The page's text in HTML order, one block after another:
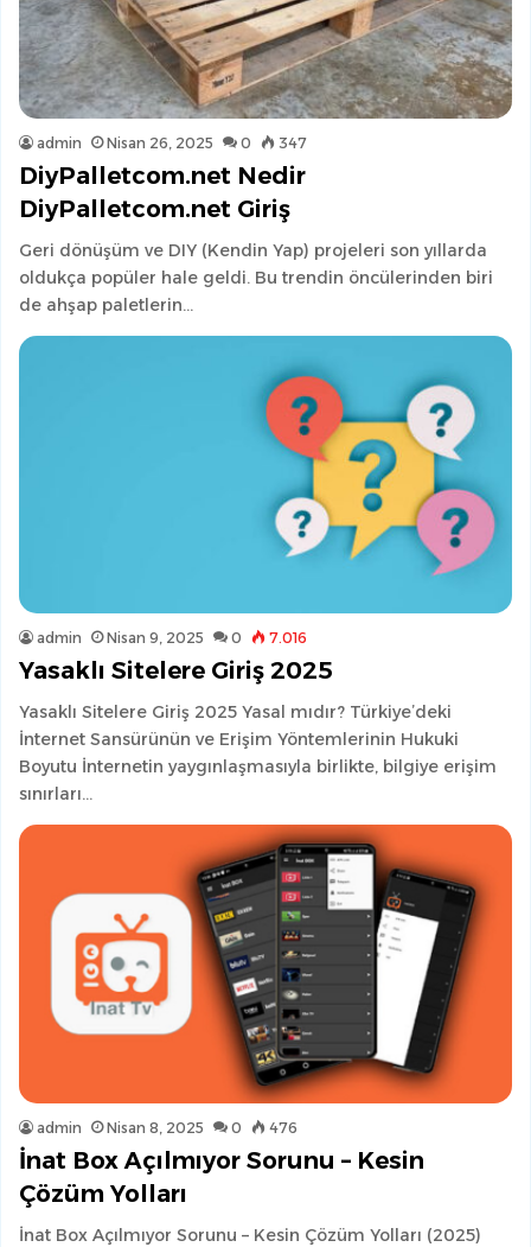
admin Nisan 26, 2025 0 347
DiyPalletcom.net Nedir
DiyPalletcom.net Giriş
Geri dönüşüm ve DIY (Kendin Yap) projeleri son yıllarda
oldukça popüler hale geldi. Bu trendin öncülerinden biri
de ahşap paletlerin…
admin Nisan 9, 2025 0 7.016
Yasaklı Sitelere Giriş 2025
Yasaklı Sitelere Giriş 2025 Yasal mıdır? Türkiye’deki
İnternet Sansürünün ve Erişim Yöntemlerinin Hukuki
Boyutu İnternetin yaygınlaşmasıyla birlikte, bilgiye erişim
sınırları…
admin Nisan 8, 2025 0 476
İnat Box Açılmıyor Sorunu – Kesin
Çözüm Yolları
İnat Box Açılmıyor Sorunu – Kesin Çözüm Yolları (2025)